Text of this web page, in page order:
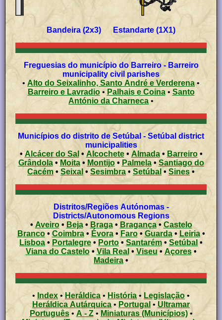
Bandeira (2x3) Estandarte (1X1)
Freguesias do município do Barreiro - Barreiro
municipality civil parishes
• Alto do Seixalinho, Santo André e Verderena•
Barreiro e Lavradio• Palhais e Coina• Santo
António da Charneca •
Municípios do distrito de Setúbal - Setúbal district
municipalities
• Alcácer do Sal • Alcochete• Almada• Barreiro•
Grândola•Moita• Montijo• Palmela•Santiago do
Cacém • Seixal • Sesimbra • Setúbal • Sines •
Distritos/Regiões Autónomas -
Districts/Autonomous Regions
•Aveiro• Beja• Braga• Bragança• Castelo
Branco• Coimbra•Évora• Faro• Guarda• Leiria•
Lisboa • Portalegre • Porto•Santarém • Setúbal •
Viana do Castelo• Vila Real • Viseu • Açores •
Madeira •
• Index • Heráldica • História • Legislação •
Heráldica Autárquica• Portugal • Ultramar
Português• A - Z• Miniaturas (Municípios)•